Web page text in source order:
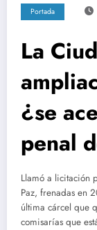
Portada
La
¿se
penal
Llamó a licitación
Paz, frenadas en
última cárcel que
comisarías que